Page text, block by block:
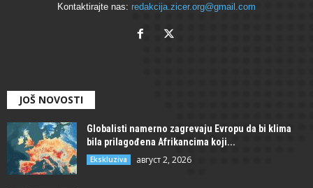
Kontaktirajte nas: redakcija.zicer.org@gmail.com
JOŠ NOVOSTI
Globalisti namerno zagrevaju Evropu da bi klima
bila prilagođena Afrikancima koji...
Ekskluziva август 2, 2026